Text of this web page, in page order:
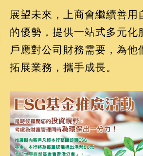
展望未來，上商會繼續善用
的優勢，提供一站式多元化
戶應對公司財務需要，為他
拓展業務，攜手成長。